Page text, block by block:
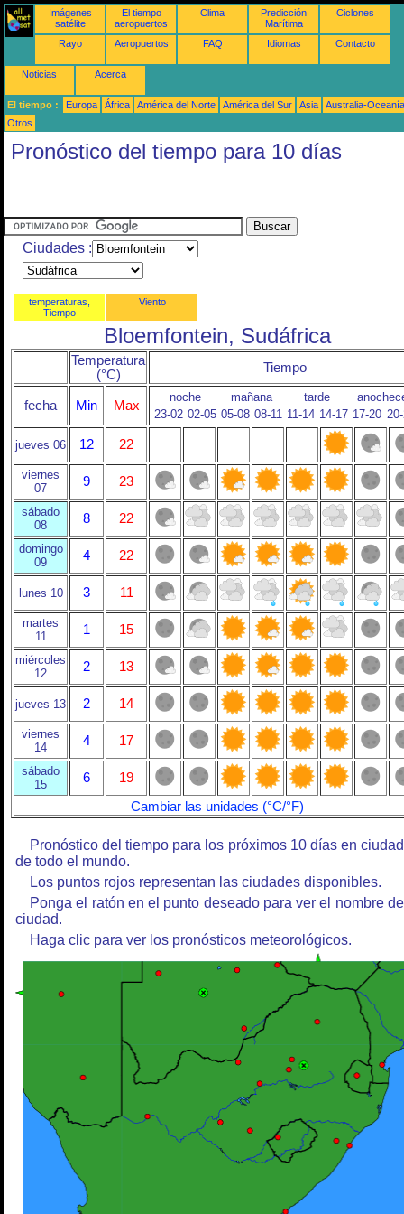
Imágenes
satélite
El tiempo
aeropuertos
Clima
Predicción
Marítima
Ciclones
Rayo Aeropuertos FAQ Idiomas Contacto
Noticias Acerca
El tiempo : Europa África América del Norte América del Sur Asia
Australia-Oceanía
Otros
Pronóstico del tiempo para 10 días
Ciudades :
temperaturas,
Tiempo
Viento
Bloemfontein, Sudáfrica
Temperatura
(°C)
Tiempo
fecha Min Max
noche mañana tarde
23-02 02-05 05-08 08-11 11-14 14-17 17-20
jueves 06 12 22
viernes
07
9 23
sábado
08
8 22
domingo
09
4 22
lunes 10 3 11
martes
11
1 15
miércoles
12
2 13
jueves 13 2 14
viernes
14
4 17
sábado
15
6
19
Cambiar las unidades (°C/°F)
Pronóstico del tiempo para los próximos 10 días en
de todo el mundo.
Los puntos rojos representan las ciudades disponibles.
Ponga el ratón en el punto deseado para ver el nombre
ciudad.
Haga clic para ver los pronósticos meteorológicos.